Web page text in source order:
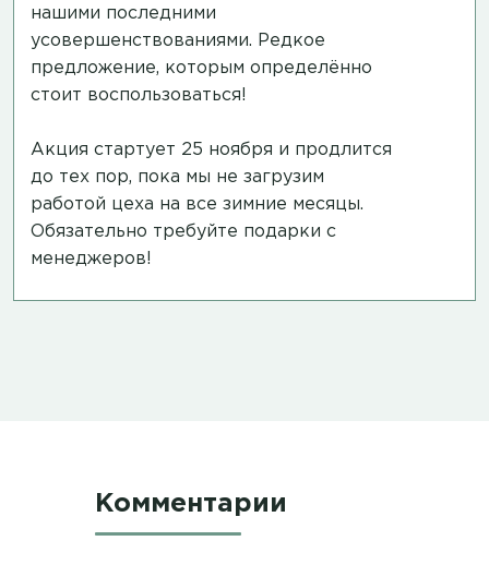
нашими последними
усовершенствованиями. Редкое
предложение, которым определённо
стоит воспользоваться!
Акция стартует 25 ноября и продлится
до тех пор, пока мы не загрузим
работой цеха на все зимние месяцы.
Обязательно требуйте подарки с
менеджеров!
Комментарии